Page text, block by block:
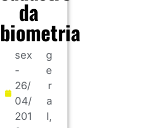
da
biometria
sex
-
26/
04/
201
g
e
r
a
l,